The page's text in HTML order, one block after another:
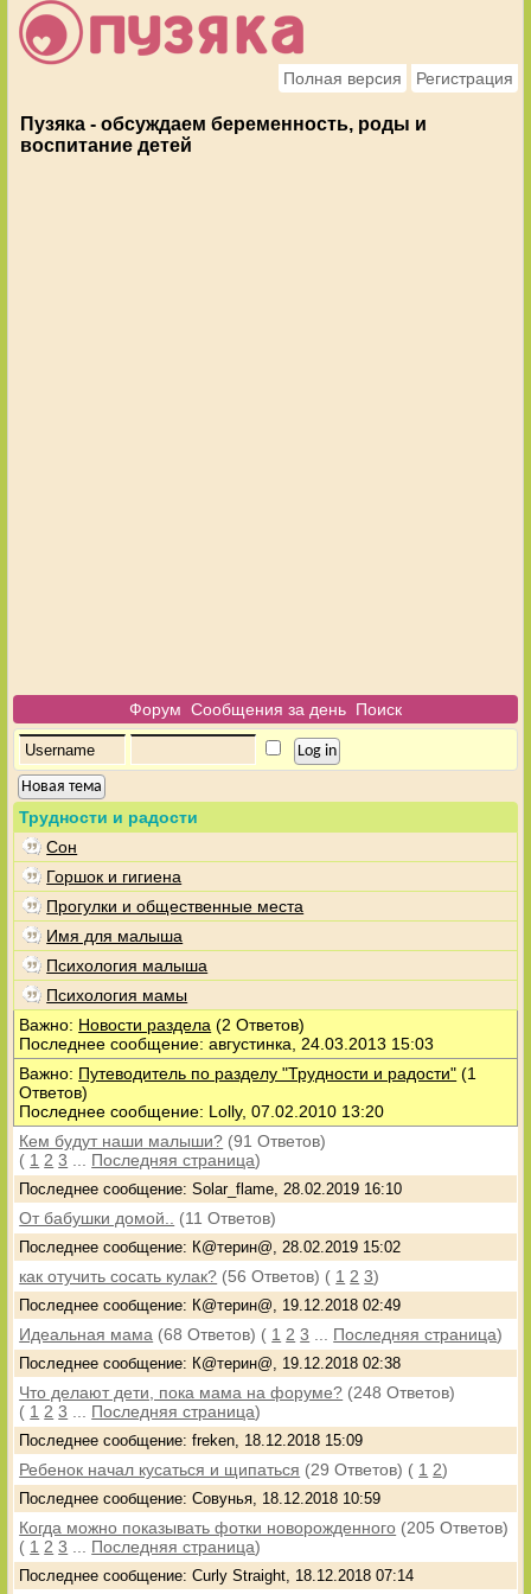
Полная версия Регистрация
Пузяка - обсуждаем беременность, роды и
воспитание детей
Форум Сообщения за день Поиск
Новая тема
Трудности и радости
Сон
Горшок и гигиена
Прогулки и общественные места
Имя для малыша
Психология малыша
Психология мамы
Важно: Новости раздела (2 Ответов)
Последнее сообщение: августинка, 24.03.2013 15:03
Важно: Путеводитель по разделу "Трудности и радости" (1
Ответов)
Последнее сообщение: Lolly, 07.02.2010 13:20
Кем будут наши малыши? (91 Ответов)
( 1 2 3 Последняя страница)
Последнее сообщение: Solar_flame, 28.02.2019 16:10
От бабушки домой.. (11 Ответов)
Последнее сообщение: К@терин@, 28.02.2019 15:02
как отучить сосать кулак? (56 Ответов) ( 1 2 3)
Последнее сообщение: К@терин@, 19.12.2018 02:49
Идеальная мама (68 Ответов) ( 1 2 3 Последняя страница)
Последнее сообщение: К@терин@, 19.12.2018 02:38
Что делают дети, пока мама на форуме? (248 Ответов)
( 1 2 3 Последняя страница)
Последнее сообщение: freken, 18.12.2018 15:09
Ребенок начал кусаться и щипаться (29 Ответов) ( 1 2)
Последнее сообщение: Совунья, 18.12.2018 10:59
Когда можно показывать фотки новорожденного (205 Ответов)
( 1 2 3 Последняя страница)
Последнее сообщение: Curly Straight, 18.12.2018 07:14